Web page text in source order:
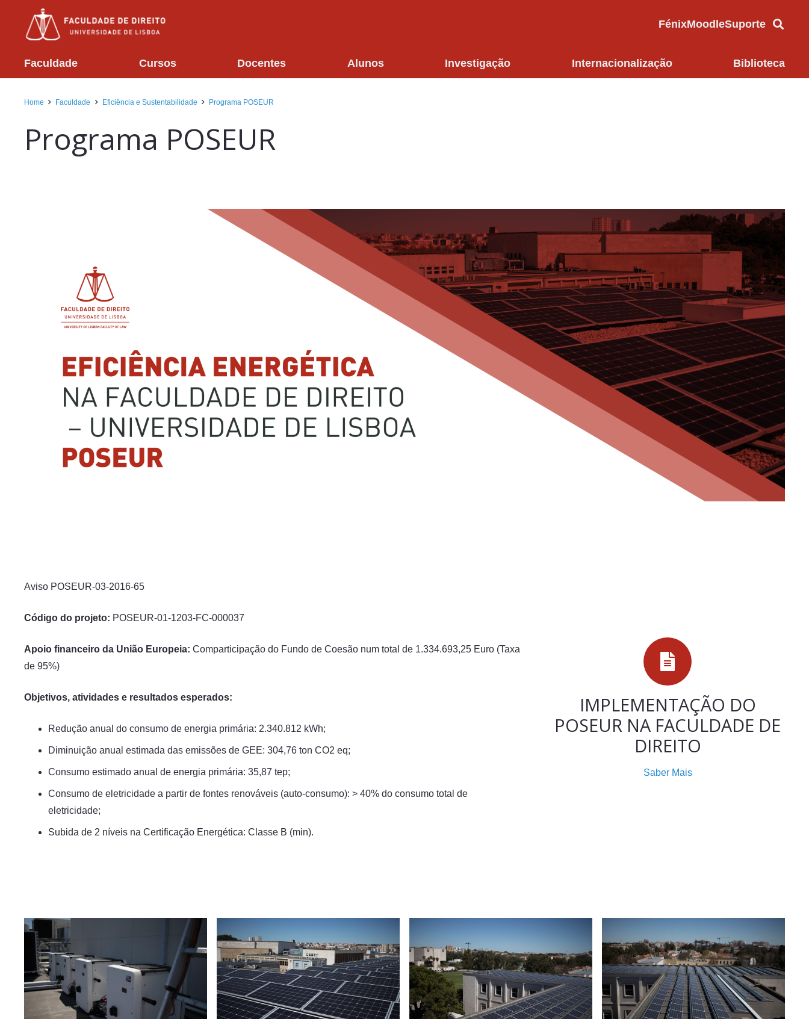
FénixMoodleSuporte
Faculdade Cursos Docentes Alunos Investigação Internacionalização Biblioteca
Home Faculdade Eficiência e Sustentabilidade Programa POSEUR
Programa POSEUR
Aviso POSEUR-03-2016-65
Código do projeto: POSEUR-01-1203-FC-000037
Apoio financeiro da União Europeia: Comparticipação do Fundo de Coesão num total de 1.334.693,25 Euro (Taxa
de 95%)
Objetivos, atividades e resultados esperados:
Redução anual do consumo de energia primária: 2.340.812 kWh;
Diminuição anual estimada das emissões de GEE: 304,76 ton CO2 eq;
Consumo estimado anual de energia primária: 35,87 tep;
Consumo de eletricidade a partir de fontes renováveis (auto-consumo): > 40% do consumo total de
eletricidade;
Subida de 2 níveis na Certificação Energética: Classe B (min).
IMPLEMENTAÇÃO DO
POSEUR NA FACULDADE DE
DIREITO
Saber Mais